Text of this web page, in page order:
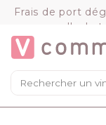
Frais de port
Mon
VOIR LE
Panneau de